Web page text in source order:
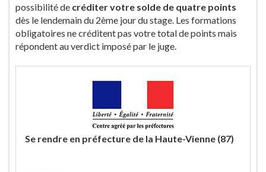
possibilité de créditer votre solde de quatre points
dès le lendemain du 2ème jour du stage. Les formations
obligatoires ne créditent pas votre total de points mais
répondent au verdict imposé par le juge.
Se rendre en préfecture de la Haute-Vienne (87)